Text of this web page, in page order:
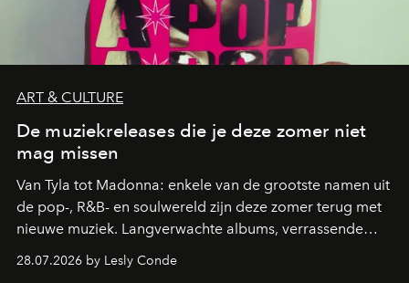
ART & CULTURE
De muziekreleases die je deze zomer niet
mag missen
Van Tyla tot Madonna: enkele van de grootste namen uit
de pop-, R&B- en soulwereld zijn deze zomer terug met
nieuwe muziek. Langverwachte albums, verrassende
comebacks en veelbelovende nieuwe projecten: dit zijn
de releases die je niet mag missen.
28.07.2026 by Lesly Conde